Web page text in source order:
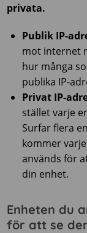
privata.
Publik IP-
mot internet
hur många
publika IP-
Privat IP-
stället varje
Surfar flera
kommer
används för
din enhet.
Enheten du
för att se